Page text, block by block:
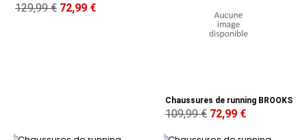
129,99 € 72,99 €
109,99 € 72,99 €